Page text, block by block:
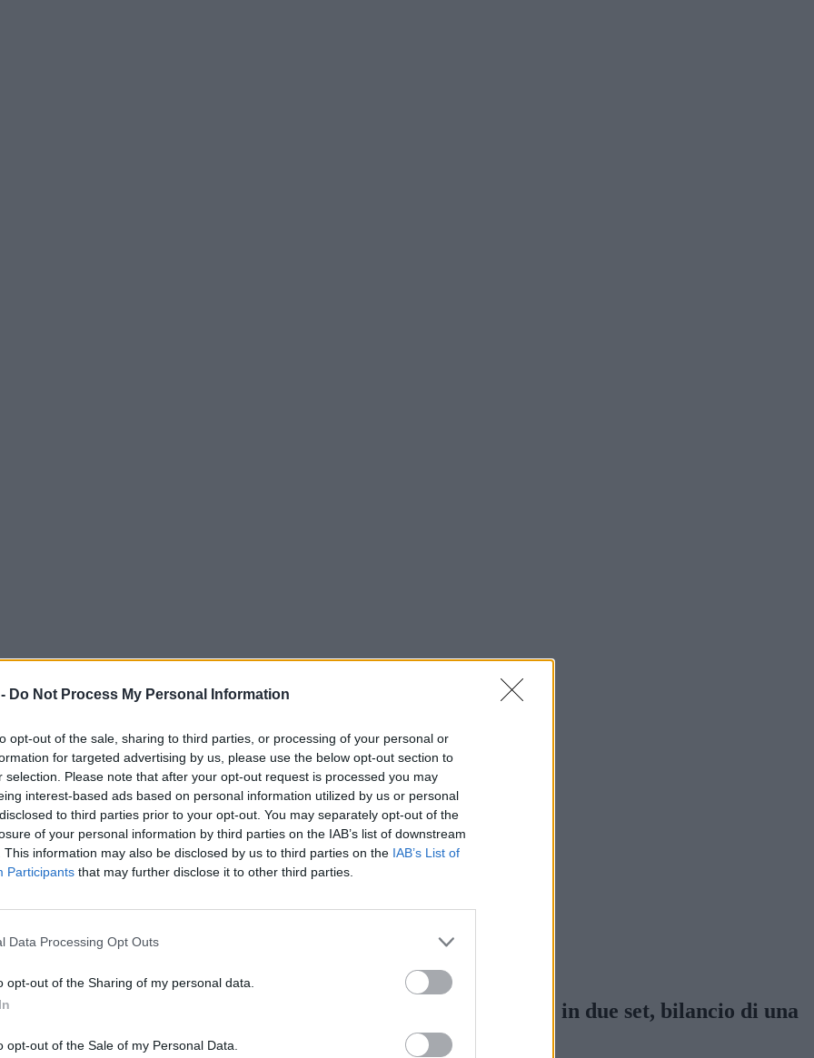
Do Not Process My Personal Information
opt-out of the sale, sharing to third parties, or processing of your personal or
for targeted advertising by us, please use the below opt-out section to
selection. Please note that after your opt-out request is processed you may
interest-based ads based on personal information utilized by us or personal
to third parties prior to your opt-out. You may separately opt-out of the
of your personal information by third parties on the IAB’s list of downstream
This information may also be disclosed by us to third parties on the IAB’s List of
Participants that may further disclose it to other third parties.
Data Processing Opt Outs
opt-out of the Sharing of my personal data.
opt-out of the Sale of my Personal Data.
Orsi Toth e Cottafava-Dal Corso
in Svizzera per due coppie azzurre: successo femminile in due set, bilancio di una